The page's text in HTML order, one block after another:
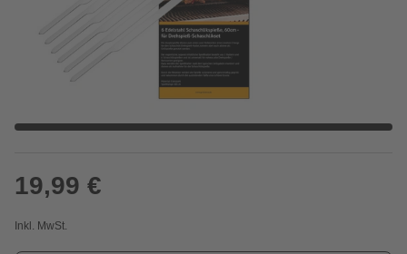
19,99 €
Inkl. MwSt.